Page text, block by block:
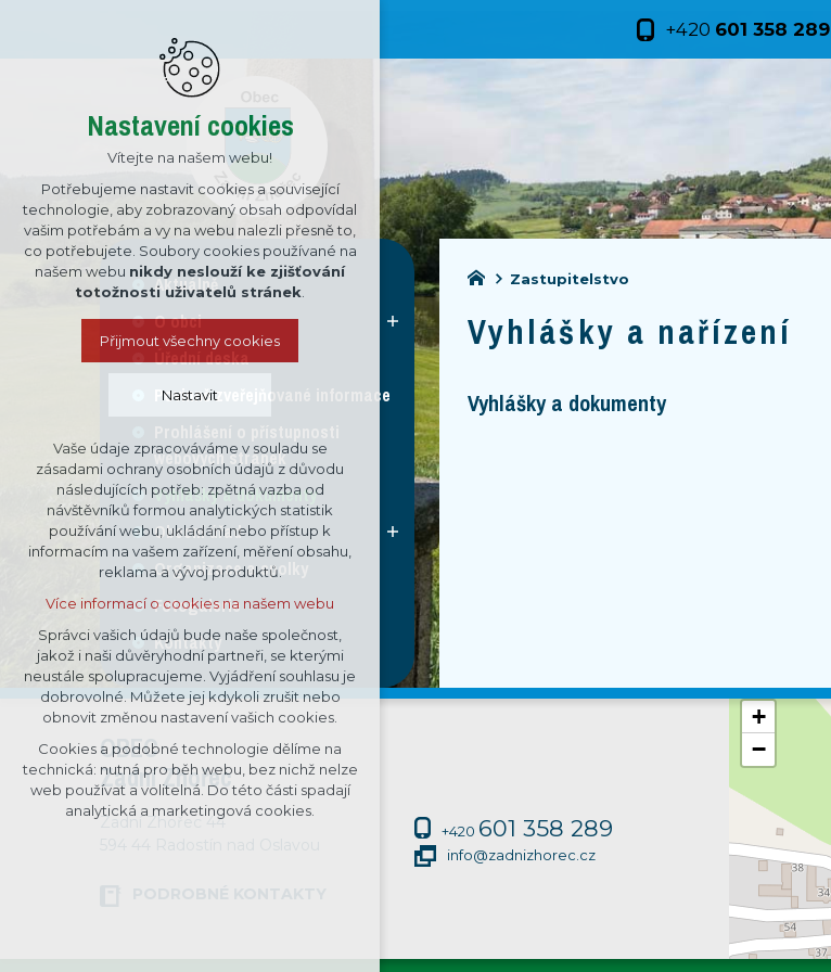
+420 601 358 289
Zastupitelstvo
Vyhlášky a nařízení
Vyhlášky a dokumenty
Aktuálně
O obci
Úřední deska
Povinně zveřejňované informace
webových stránek
Vyhlášky a dokumenty
Obecní úřad
Organizace a spolky
Fotogalerie
Kontakty
OBEC
Zadní Zhořec
Zadní Zhořec 44
+420 601 358 289
info@zadnizhorec.cz
+
−
Nastavení cookies
Vítejte na našem webu!
Potřebujeme nastavit cookies a související
technologie, aby zobrazovaný obsah odpovídal
vašim potřebám a vy na webu nalezli přesně to,
co potřebujete. Soubory cookies používané na
našem webu nikdy neslouží ke zjišťování
totožnosti uživatelů stránek.
Přijmout všechny cookies
Nastavit
Technická cookies
nutná pro provozování webu
udržení kontextu stránek (session):
případná přihlášení, volby jazyka,
apod.
analytická pro anonymizované
vyhodnocení návštěvnosti
marketingová cookies (Google)
Více informací o cookies na našem webu
Přijmout všechny cookies
Odmítnout vše
Vaše údaje zpracováváme v souladu se
zásadami ochrany osobních údajů z důvodu
následujících potřeb: zpětná vazba od
návštěvníků formou analytických statistik
používání webu, ukládání nebo přístup k
informacím na vašem zařízení, měření obsahu,
reklama a vývoj produktů.
Více informací o cookies na našem webu
Správci vašich údajů bude naše společnost,
jakož i naši důvěryhodní partneři, se kterými
neustále spolupracujeme. Vyjádření souhlasu je
dobrovolné. Můžete jej kdykoli zrušit nebo
obnovit změnou nastavení vašich cookies.
Cookies a podobné technologie dělíme na
technická: nutná pro běh webu, bez nichž nelze
web používat a volitelná. Do této části spadají
analytická a marketingová cookies.